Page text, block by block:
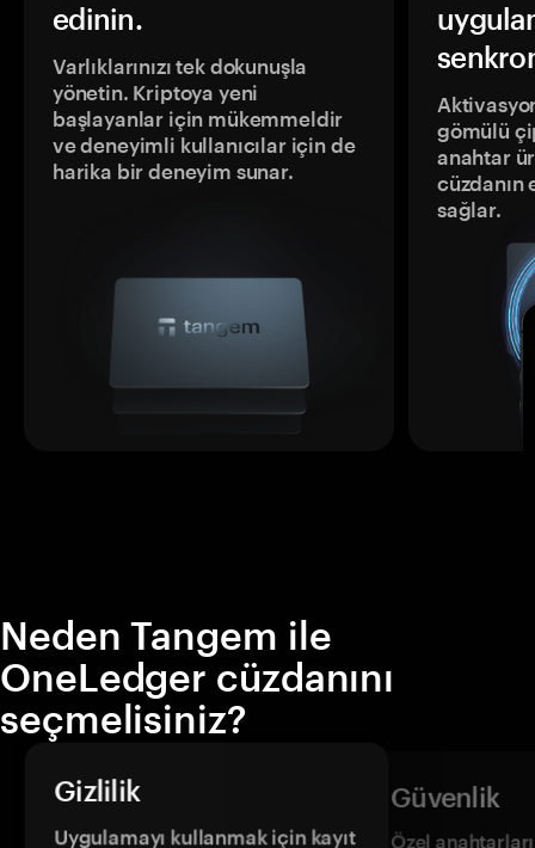
edinin.
Varlıklarınızı tek dokunuşla
yönetin. Kriptoya yeni
başlayanlar için mükemmeldir
ve deneyimli kullanıcılar için de
harika bir deneyim sunar.
gömülü
anahtar
sağlar.
Neden Tangem ile
OneLedger cüzdanını
seçmelisiniz?
Gizlilik
Uygulamayı kullanmak için kayıt
Güvenlik
Özel